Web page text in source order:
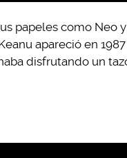
papeles como Neo
apareció en
disfrutando un